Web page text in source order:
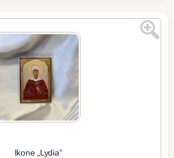
Ikone „Lydia“